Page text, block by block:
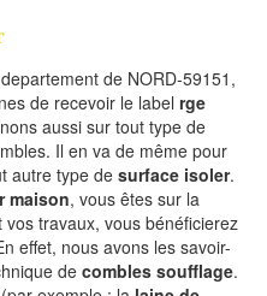
de NORD-59151,
de recevoir le label rge
aussi sur tout type de
Il en va de même pour
autre type desurface isoler.
maison, vous êtes sur la
travaux, vous bénéficierez
effet, nous avons les savoir-
de combles soufflage.